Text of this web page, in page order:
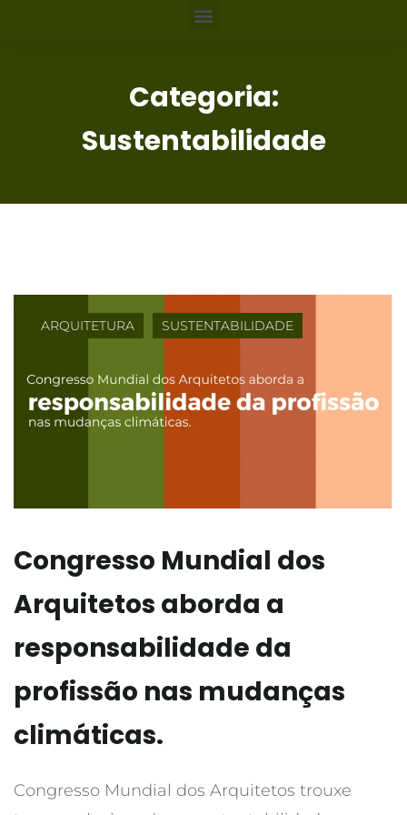
Categoria:
Sustentabilidade
ARQUITETURA SUSTENTABILIDADE
Congresso Mundial dos
Arquitetos aborda a
responsabilidade da
profissão nas mudanças
climáticas.
Congresso Mundial dos Arquitetos trouxe